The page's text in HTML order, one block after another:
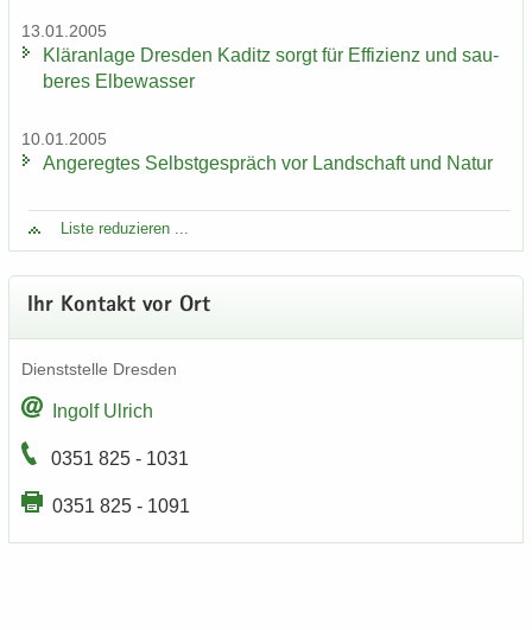
13.01.2005
Klär­an­la­ge Dres­den Ka­ditz sorgt für Ef­fi­zi­enz und sau­
be­res El­be­was­ser
10.01.2005
An­ge­reg­tes Selbst­ge­spräch vor Land­schaft und Natur
Liste re­du­zie­ren ...
Ihr Kon­takt vor Ort
Dienst­stel­le Dres­den
In­golf Ul­rich
0351 825 - 1031
0351 825 - 1091